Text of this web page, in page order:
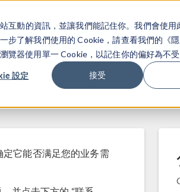
互動的資訊，並讓我們能記住你。我們會使用
了解我們使用的 Cookie，請查看我們的《隱
器使用單一 Cookie，以記住你的偏好為不受
設定 接受
产品
它能否满足您的业务需